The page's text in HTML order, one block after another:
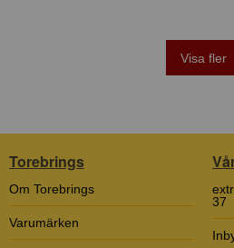
Visa fler
Torebrings
Om Torebrings
Varumärken
37